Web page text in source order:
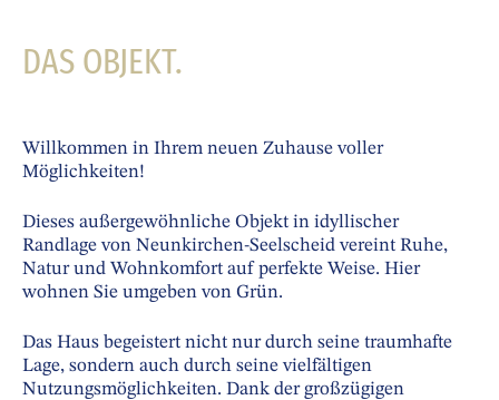
DAS OBJEKT.
Willkommen in Ihrem neuen Zuhause voller
Möglichkeiten!
Dieses außergewöhnliche Objekt in idyllischer
Randlage von Neunkirchen-Seelscheid vereint Ruhe,
Natur und Wohnkomfort auf perfekte Weise. Hier
wohnen Sie umgeben von Grün.
Das Haus begeistert nicht nur durch seine traumhafte
Lage, sondern auch durch seine vielfältigen
Nutzungsmöglichkeiten. Dank der großzügigen